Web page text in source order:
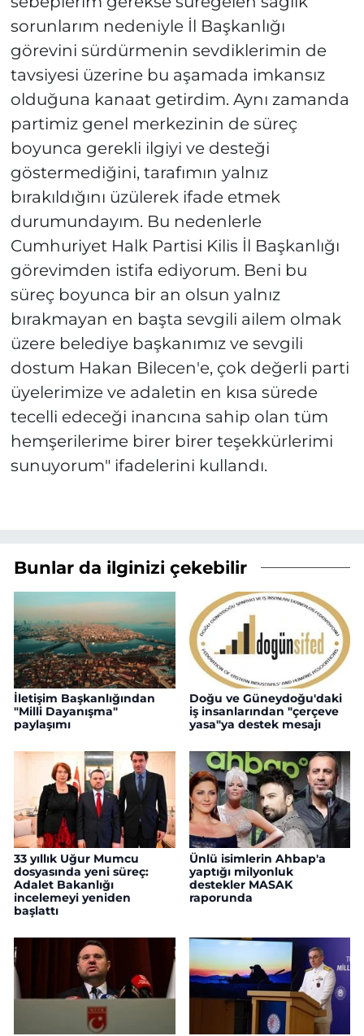
sorunlarım nedeniyle İl Başkanlığı
görevini sürdürmenin sevdiklerimin de
tavsiyesi üzerine bu aşamada imkansız
olduğuna kanaat getirdim. Aynı zamanda
partimiz genel merkezinin de süreç
boyunca gerekli ilgiyi ve desteği
göstermediğini, tarafımın yalnız
bırakıldığını üzülerek ifade etmek
durumundayım. Bu nedenlerle
Cumhuriyet Halk Partisi Kilis İl Başkanlığı
görevimden istifa ediyorum. Beni bu
süreç boyunca bir an olsun yalnız
bırakmayan en başta sevgili ailem olmak
üzere belediye başkanımız ve sevgili
dostum Hakan Bilecen'e, çok değerli parti
üyelerimize ve adaletin en kısa sürede
tecelli edeceği inancına sahip olan tüm
hemşerilerime birer birer teşekkürlerimi
sunuyorum" ifadelerini kullandı.
Bunlar da ilginizi çekebilir
İletişim Başkanlığından
"Milli Dayanışma"
paylaşımı
Doğu ve Güneydoğu'daki
iş insanlarından "çerçeve
yasa"ya destek mesajı
33 yıllık Uğur Mumcu
dosyasında yeni süreç:
Adalet Bakanlığı
incelemeyi yeniden
başlattı
Ünlü isimlerin Ahbap'a
yaptığı milyonluk
destekler MASAK
raporunda